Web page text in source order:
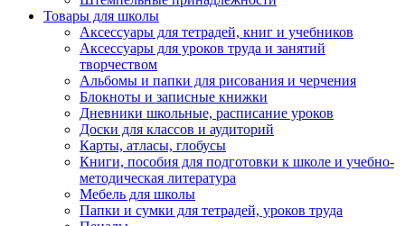
Товары для школы
Аксессуары для тетрадей, книг и учебников
Аксессуары для уроков труда и занятий
творчеством
Альбомы и папки для рисования и черчения
Блокноты и записные книжки
Дневники школьные, расписание уроков
Доски для классов и аудиторий
Карты, атласы, глобусы
Книги, пособия для подготовки к школе и учебно-
методическая литература
Мебель для школы
Папки и сумки для тетрадей, уроков труда